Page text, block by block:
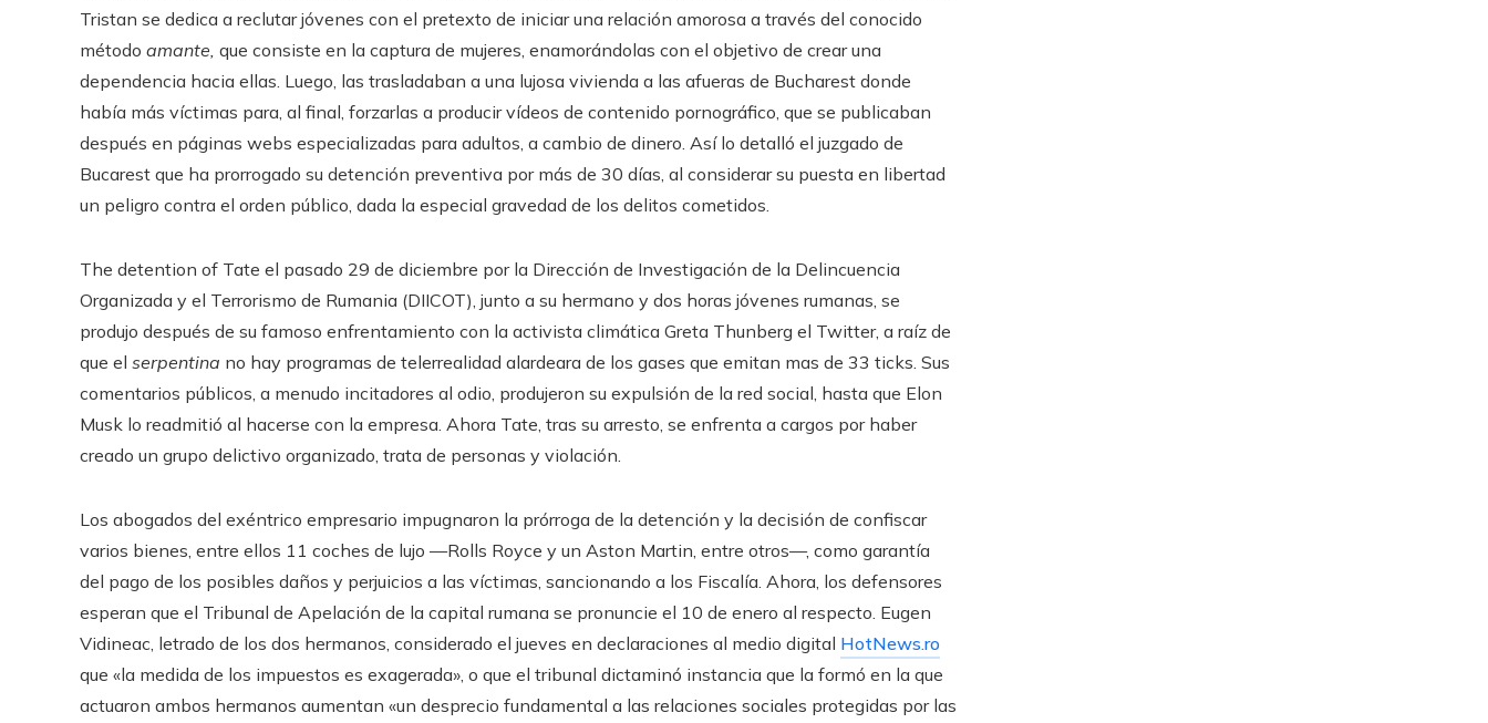
Tristan se dedica a reclutar jóvenes con el pretexto de iniciar una relación amorosa a través del conocido
método amante, que consiste en la captura de mujeres, enamorándolas con el objetivo de crear una
dependencia hacia ellas. Luego, las trasladaban a una lujosa vivienda a las afueras de Bucharest donde
había más víctimas para, al final, forzarlas a producir vídeos de contenido pornográfico, que se publicaban
después en páginas webs especializadas para adultos, a cambio de dinero. Así lo detalló el juzgado de
Bucarest que ha prorrogado su detención preventiva por más de 30 días, al considerar su puesta en libertad
un peligro contra el orden público, dada la especial gravedad de los delitos cometidos.
The detention of Tate el pasado 29 de diciembre por la Dirección de Investigación de la Delincuencia
Organizada y el Terrorismo de Rumania (DIICOT), junto a su hermano y dos horas jóvenes rumanas, se
produjo después de su famoso enfrentamiento con la activista climática Greta Thunberg el Twitter, a raíz de
que el serpentina no hay programas de telerrealidad alardeara de los gases que emitan mas de 33 ticks. Sus
comentarios públicos, a menudo incitadores al odio, produjeron su expulsión de la red social, hasta que Elon
Musk lo readmitió al hacerse con la empresa. Ahora Tate, tras su arresto, se enfrenta a cargos por haber
creado un grupo delictivo organizado, trata de personas y violación.
Los abogados del exéntrico empresario impugnaron la prórroga de la detención y la decisión de confiscar
varios bienes, entre ellos 11 coches de lujo —Rolls Royce y un Aston Martin, entre otros—, como garantía
del pago de los posibles daños y perjuicios a las víctimas, sancionando a los Fiscalía. Ahora, los defensores
esperan que el Tribunal de Apelación de la capital rumana se pronuncie el 10 de enero al respecto. Eugen
Vidineac, letrado de los dos hermanos, considerado el jueves en declaraciones al medio digital HotNews.ro
que «la medida de los impuestos es exagerada», o que el tribunal dictaminó instancia que la formó en la que
actuaron ambos hermanos aumentan «un desprecio fundamental a las relaciones sociales protegidas por las